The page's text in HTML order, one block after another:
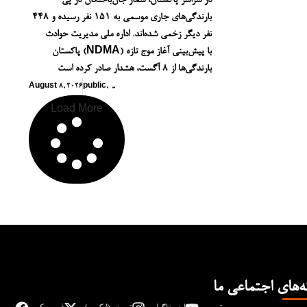
بارندگی‌های جاری موسمی به ۱۵۱ نفر رسیده و ۴۴۸
نفر دیگر زخمی شده‌اند. اداره ملی مدیریت حوادث
پاکستان (NDMA) با پیش‌بینی آغاز موج تازه
بارندگی‌ها از ۸ آگست، هشدار صادر کرده است
August 8, 2026 public, ,,
Load More
اجتماعی ما